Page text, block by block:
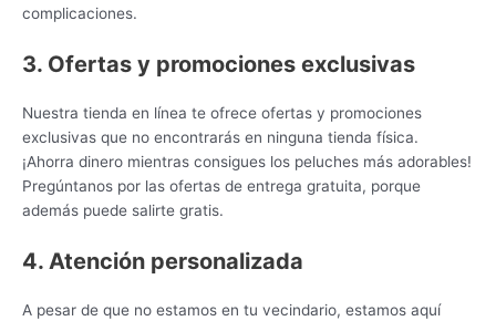
complicaciones.
3. Ofertas y promociones exclusivas
Nuestra tienda en línea te ofrece ofertas y promociones
exclusivas que no encontrarás en ninguna tienda física.
¡Ahorra dinero mientras consigues los peluches más adorables!
Pregúntanos por las ofertas de entrega gratuita, porque
además puede salirte gratis.
4. Atención personalizada
A pesar de que no estamos en tu vecindario, estamos aquí